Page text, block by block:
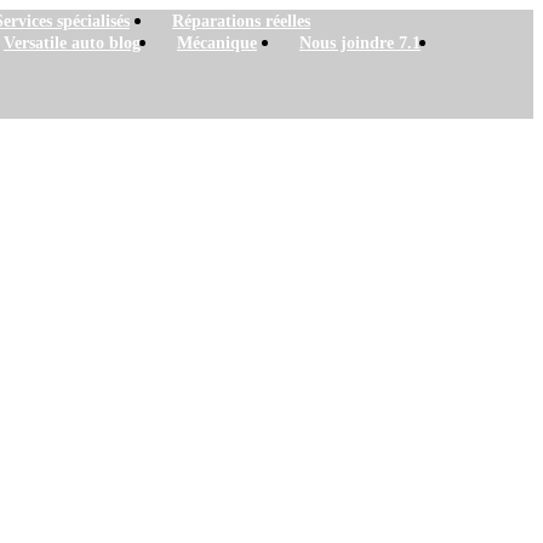
spécialisés
Réparations réelles
Versatile auto blog Mécanique Nous joindre 7.1